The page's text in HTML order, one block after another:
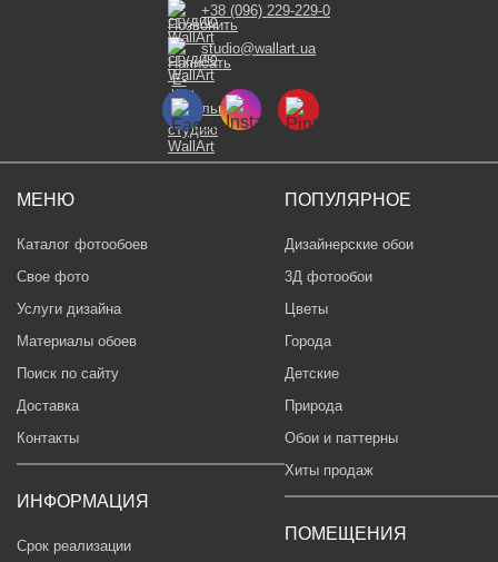
МЕНЮ
Каталог фотообоев
Свое фото
Услуги дизайна
Материалы обоев
Поиск по сайту
Доставка
Контакты
ИНФОРМАЦИЯ
Срок реализации
ПОПУЛЯРНОЕ
Дизайнерские обои
3Д фотообои
Цветы
Города
Детские
Природа
Обои и паттерны
Хиты продаж
ПОМЕЩЕНИЯ
+38 (096) 229-229-0
studio@wallart.ua